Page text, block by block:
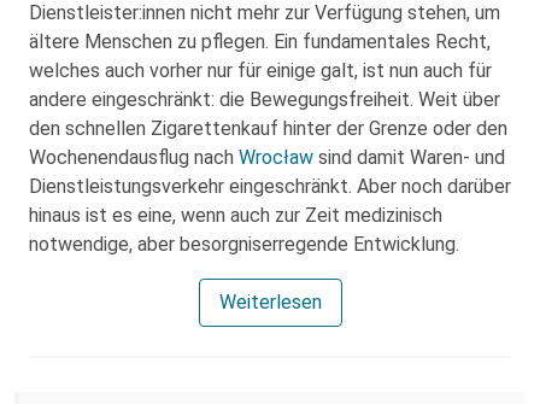
Dienstleister:innen nicht mehr zur Verfügung stehen, um
ältere Menschen zu pflegen. Ein fundamentales Recht,
welches auch vorher nur für einige galt, ist nun auch für
andere eingeschränkt: die Bewegungsfreiheit. Weit über
den schnellen Zigarettenkauf hinter der Grenze oder den
Wochenendausflug nach Wrocław sind damit Waren- und
Dienstleistungsverkehr eingeschränkt. Aber noch darüber
hinaus ist es eine, wenn auch zur Zeit medizinisch
notwendige, aber besorgniserregende Entwicklung.
Weiterlesen